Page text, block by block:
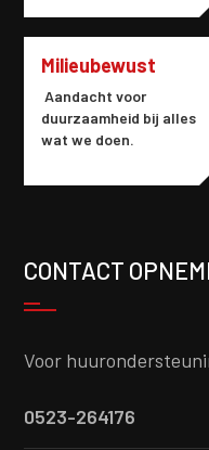
Milieubewust
Aandacht voor
duurzaamheid bij alles
wat we doen.
CONTACT
Voor
0523-264176